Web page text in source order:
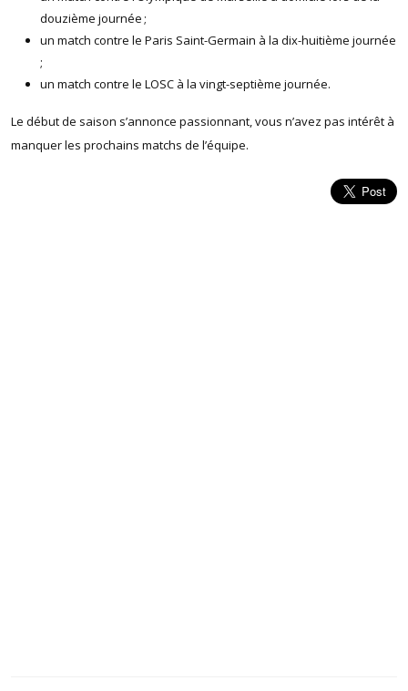
douzième journée ;
un match contre le Paris Saint-Germain à la dix-huitième journée
;
un match contre le LOSC à la vingt-septième journée.
Le début de saison s’annonce passionnant, vous n’avez pas intérêt à
manquer les prochains matchs de l’équipe.